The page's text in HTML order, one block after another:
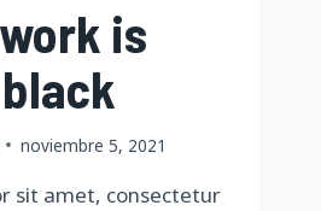
is
noviembre 5, 2021
sit amet, consectetur